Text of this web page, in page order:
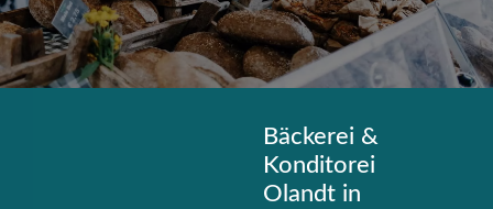
Bäckerei &
Konditorei
Olandt in